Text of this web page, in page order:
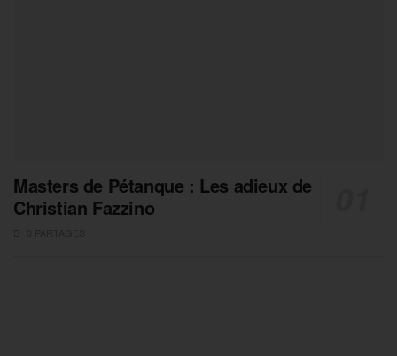
Masters de Pétanque : Les adieux de
Christian Fazzino